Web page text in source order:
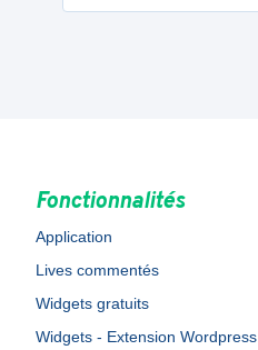
Fonctionnalités
Application
Lives commentés
Widgets gratuits
Widgets - Extension Wordpress